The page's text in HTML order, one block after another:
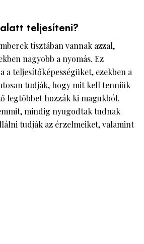
teljesíteni?
tisztában vannak azzal,
nagyobb a nyomás. Ez
a teljesítőképességüket, ezekben a
tudják, hogy mit kell tenniük
legtöbbet hozzák ki magukból.
mindig nyugodtak tudnak
tudják az érzelmeiket, valamint